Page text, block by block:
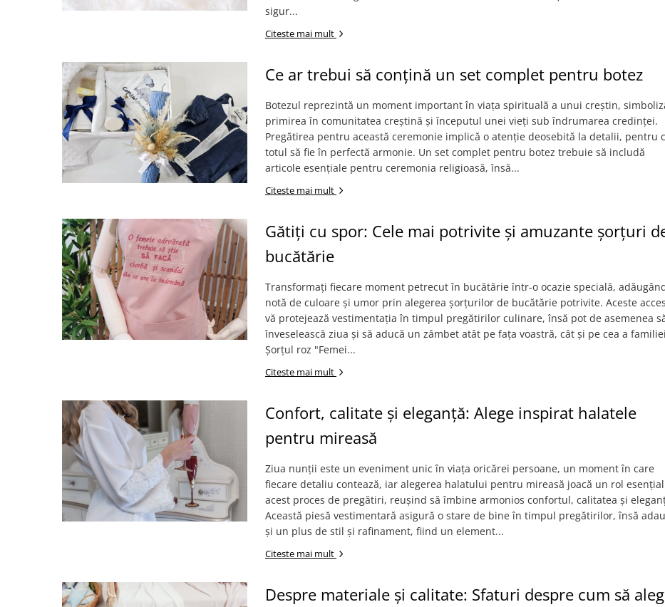
Palton/Cape
Rochii Bumbac
Rochii Festive
sigur...
Citeste mai mult
Ce ar trebui să conțină un set complet pentru botez
Botezul reprezintă un moment important în viața spirituală a unui creștin,
primirea în comunitatea creștină și începutul unei vieți sub îndrumarea credinței.
Pregătirea pentru această ceremonie implică o atenție deosebită la detalii, pentru
totul să fie în perfectă armonie. Un set complet pentru botez trebuie să includă
articole esențiale pentru ceremonia religioasă, însă...
Citeste mai mult
Gătiți cu spor: Cele mai potrivite și amuzante șorțuri
bucătărie
Transformați fiecare moment petrecut în bucătărie într-o ocazie specială,
notă de culoare și umor prin alegerea șorțurilor de bucătărie potrivite. Aceste
vă protejează vestimentația în timpul pregătirilor culinare, însă pot de asemenea
înveselească ziua și să aducă un zâmbet atât pe fața voastră, cât și pe cea a
Șorțul roz "Femei...
Citeste mai mult
Confort, calitate și eleganță: Alege inspirat halatele
pentru mireasă
Ziua nunții este un eveniment unic în viața oricărei persoane, un moment în care
fiecare detaliu contează, iar alegerea halatului pentru mireasă joacă un rol
acest proces de pregătiri, reușind să îmbine armonios confortul, calitatea și
Această piesă vestimentară asigură o stare de bine în timpul pregătirilor, însă
și un plus de stil și rafinament, fiind un element...
Citeste mai mult
Despre materiale și calitate: Sfaturi despre cum să